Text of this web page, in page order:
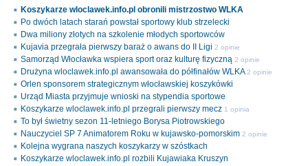
Koszykarze wloclawek.info.pl obronili mistrzostwo WLKA
Po dwóch latach starań powstał sportowy klub strzelecki
Dwa miliony złotych na szkolenie młodych sportowców
Kujavia przegrała pierwszy baraż o awans do II Ligi 2 opinie
Samorząd Włocławka wspiera sport oraz kulturę fizyczną 2 opinie
Drużyna wloclawek.info.pl awansowała do półfinałów WLKA 2 opinie
Orlen sponsorem strategicznym włocławskiej koszykówki
Urząd Miasta przyjmuje wnioski na stypendia sportowe
Koszykarze wloclawek.info.pl przegrali pierwszy mecz 1 opinia
To był świetny sezon 11-letniego Borysa Piotrowskiego
Nauczyciel SP 7 Animatorem Roku w kujawsko-pomorskim 2 opinie
Kolejna wygrana naszych koszykarzy w szóstkach
Koszykarze wloclawek.info.pl rozbili Kujawiaka Kruszyn